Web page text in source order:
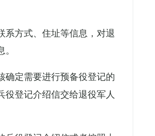
方式、住址等信息，对退
确定需要进行预备役登记的
登记介绍信交给退役军人